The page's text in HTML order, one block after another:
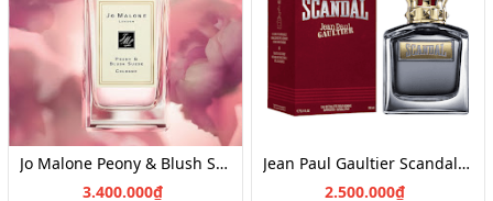
Jo Malone Peony & Blush Suede Cologne (100ml)
3.400.000₫
Jean Paul Gaultier Scandal Pour Homme EDT 100
2.500.000₫